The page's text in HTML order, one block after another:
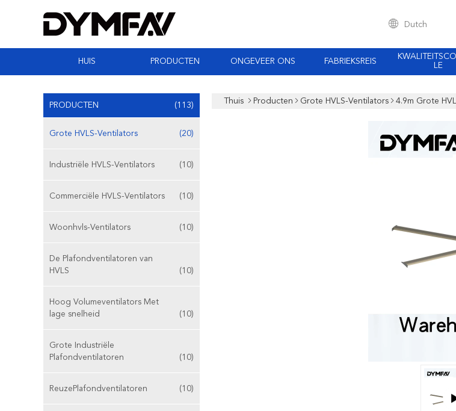
Dutch
HUIS PRODUCTEN ONGEVEER ONS FABRIEKSREIS
LE
PRODUCTEN (113)
Grote HVLS-Ventilators (20)
Industriële HVLS-Ventilators (10)
Commerciële HVLS-Ventilators (10)
Woonhvls-Ventilators (10)
De Plafondventilatoren van
HVLS
(10)
Hoog Volumeventilators Met
lage snelheid
(10)
Grote Industriële
Plafondventilatoren
(10)
ReuzePlafondventilatoren (10)
Thuis Producten Grote HVLS-Ventilators 4.9m Grote